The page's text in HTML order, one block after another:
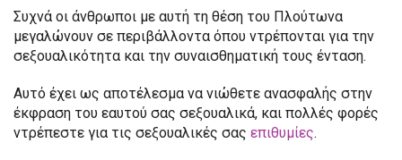
Συχνά οι άνθρωποι με αυτή τη θέση του Πλούτωνα
μεγαλώνουν σε περιβάλλοντα όπου ντρέπονται για την
σεξουαλικότητα και την συναισθηματική τους ένταση.
Αυτό έχει ως αποτέλεσμα να νιώθετε ανασφαλής στην
έκφραση του εαυτού σας σεξουαλικά, και πολλές φορές
ντρέπεστε για τις σεξουαλικές σας επιθυμίες.